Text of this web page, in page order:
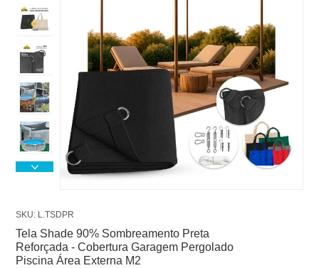
SKU: L.TSDPR
Tela Shade 90% Sombreamento Preta
Reforçada - Cobertura Garagem Pergolado
Piscina Área Externa M2